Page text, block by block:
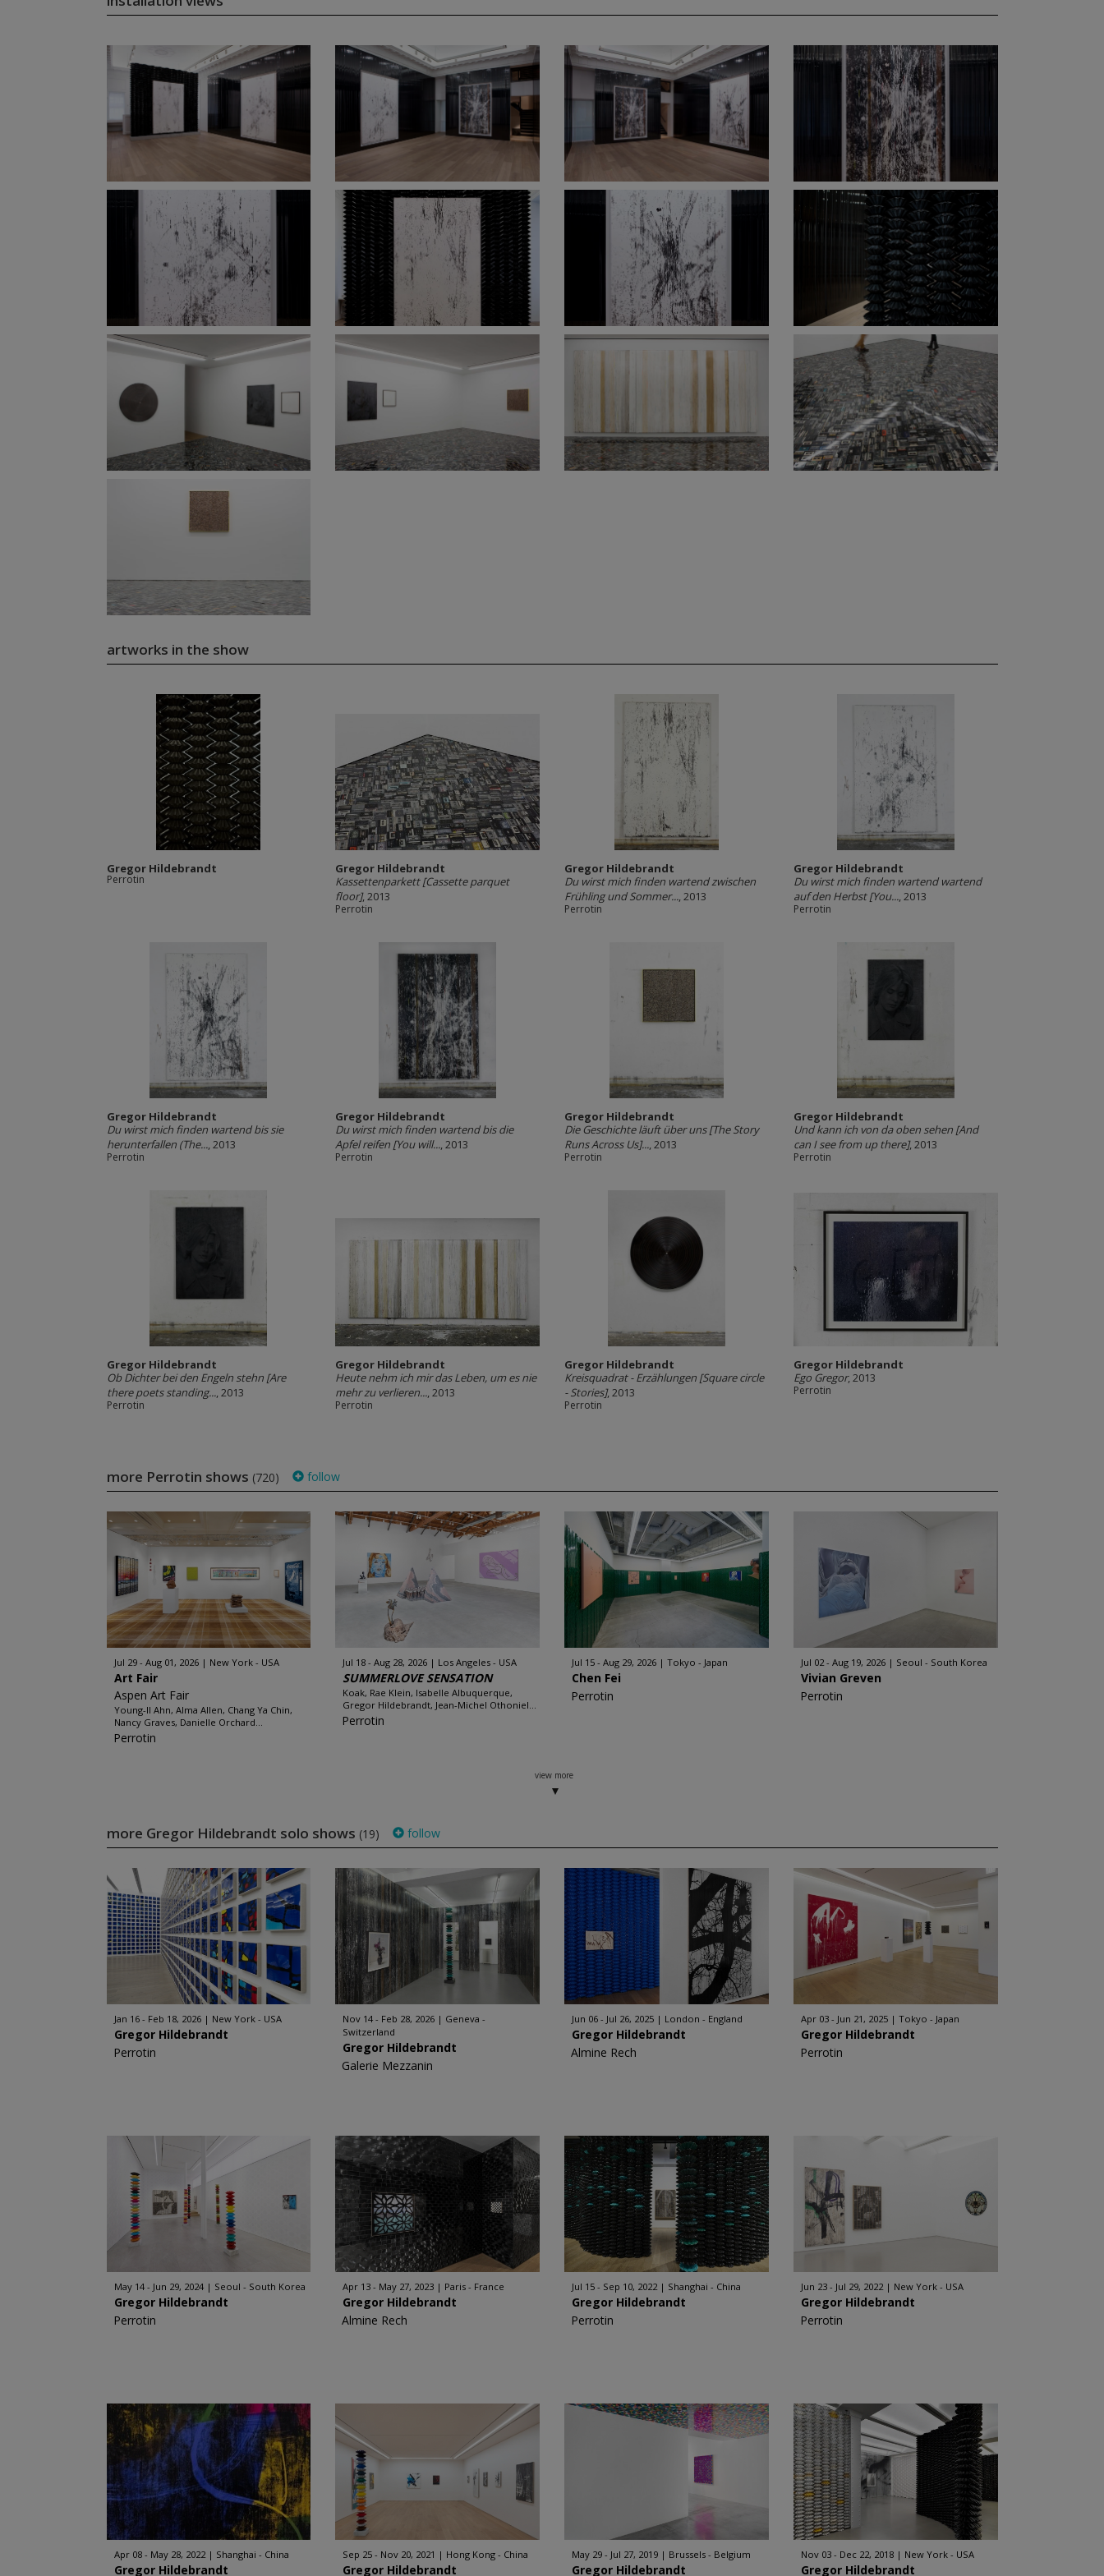
artworks in the show
Gregor Hildebrandt
Perrotin
Gregor Hildebrandt
Kassettenparkett [Cassette parquet
floor], 2013
Perrotin
Gregor Hildebrandt
Du wirst mich finden wartend zwischen
Frühling und Sommer..., 2013
Perrotin
Gregor Hildebrandt
Du wirst mich finden wartend wartend
auf den Herbst [You..., 2013
Perrotin
Gregor Hildebrandt
Du wirst mich finden wartend bis sie
herunterfallen (The..., 2013
Perrotin
Gregor Hildebrandt
Du wirst mich finden wartend bis die
Apfel reifen [You will..., 2013
Perrotin
Gregor Hildebrandt
Die Geschichte läuft über uns [The Story
Runs Across Us]..., 2013
Perrotin
Gregor Hildebrandt
Und kann ich von da oben sehen [And
can I see from up there], 2013
Perrotin
Gregor Hildebrandt
Ob Dichter bei den Engeln stehn [Are
there poets standing..., 2013
Perrotin
Gregor Hildebrandt
Heute nehm ich mir das Leben, um es nie
mehr zu verlieren..., 2013
Perrotin
Gregor Hildebrandt
Kreisquadrat - Erzählungen [Square circle
- Stories], 2013
Perrotin
Gregor Hildebrandt
Ego Gregor, 2013
Perrotin
more Perrotin shows (720) follow
Jul 29 - Aug 01, 2026 New York - USA
Art Fair
Aspen Art Fair
Young-Il Ahn, Alma Allen, Chang Ya Chin,
Nancy Graves, Danielle Orchard...
Perrotin
Jul 18 - Aug 28, 2026 Los Angeles - USA
SUMMERLOVE SENSATION
Koak, Rae Klein, Isabelle Albuquerque,
Gregor Hildebrandt, Jean-Michel Othoniel...
Perrotin
Jul 15 - Aug 29, 2026 Tokyo - Japan
Chen Fei
Perrotin
Jul 02 - Aug 19, 2026 Seoul - South Korea
Vivian Greven
Perrotin
view more
more Gregor Hildebrandt solo shows (19) follow
Jan 16 - Feb 18, 2026 New York - USA
Gregor Hildebrandt
Perrotin
Nov 14 - Feb 28, 2026
Geneva -
Switzerland
Gregor Hildebrandt
Galerie Mezzanin
Jun 06 - Jul 26, 2025 London - England
Gregor Hildebrandt
Almine Rech
Apr 03 - Jun 21, 2025 Tokyo - Japan
Gregor Hildebrandt
Perrotin
May 14 - Jun 29, 2024 Seoul - South Korea
Gregor Hildebrandt
Perrotin
Apr 13 - May 27, 2023 Paris - France
Gregor Hildebrandt
Almine Rech
Jul 15 - Sep 10, 2022 Shanghai - China
Gregor Hildebrandt
Perrotin
Jun 23 - Jul 29, 2022 New York - USA
Gregor Hildebrandt
Perrotin
Apr 08 - May 28, 2022 Shanghai - China
Gregor Hildebrandt
Sep 25 - Nov 20, 2021 Hong Kong - China
Gregor Hildebrandt
May 29 - Jul 27, 2019 Brussels - Belgium
Gregor Hildebrandt
Nov 03 - Dec 22, 2018 New York - USA
Gregor Hildebrandt